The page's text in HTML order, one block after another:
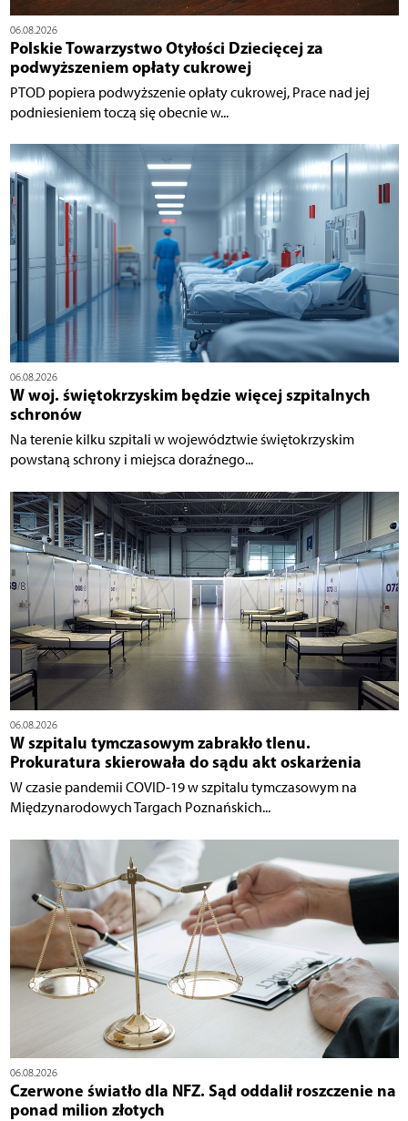
06.08.2026
Polskie Towarzystwo Otyłości Dziecięcej za
podwyższeniem opłaty cukrowej
PTOD popiera podwyższenie opłaty cukrowej, Prace nad jej
podniesieniem toczą się obecnie w...
06.08.2026
W woj. świętokrzyskim będzie więcej szpitalnych
schronów
Na terenie kilku szpitali w województwie świętokrzyskim
powstaną schrony i miejsca doraźnego...
06.08.2026
W szpitalu tymczasowym zabrakło tlenu.
Prokuratura skierowała do sądu akt oskarżenia
W czasie pandemii COVID-19 w szpitalu tymczasowym na
Międzynarodowych Targach Poznańskich...
06.08.2026
Czerwone światło dla NFZ. Sąd oddalił roszczenie na
ponad milion złotych